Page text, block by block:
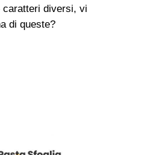
caratteri diversi, vi
di queste?